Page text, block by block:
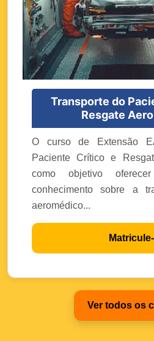
Transporte do
Resgate
O curso de Extensão
Paciente Crítico e
como objetivo
conhecimento sobre a
aeromédico...
Ver todos os